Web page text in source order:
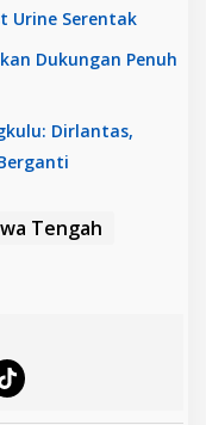
Urine Serentak
Dukungan Penuh
Dirlantas,
Tengah